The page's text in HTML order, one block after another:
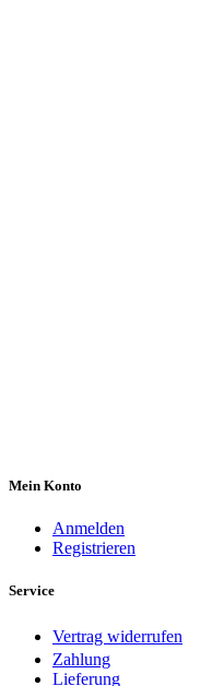
Mein Konto
Anmelden
Registrieren
Service
Vertrag widerrufen
Zahlung
Lieferung